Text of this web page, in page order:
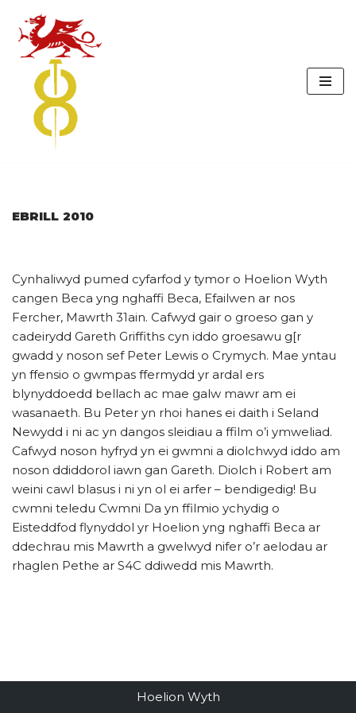
Skip
to
content
EBRILL 2010
Cynhaliwyd pumed cyfarfod y tymor o Hoelion Wyth
cangen Beca yng nghaffi Beca, Efailwen ar nos
Fercher, Mawrth 31ain. Cafwyd gair o groeso gan y
cadeirydd Gareth Griffiths cyn iddo groesawu g[r
gwadd y noson sef Peter Lewis o Crymych. Mae yntau
yn ffensio o gwmpas ffermydd yr ardal ers
blynyddoedd bellach ac mae galw mawr am ei
wasanaeth. Bu Peter yn rhoi hanes ei daith i Seland
Newydd i ni ac yn dangos sleidiau a ffilm o’i ymweliad.
Cafwyd noson hyfryd yn ei gwmni a diolchwyd iddo am
noson ddiddorol iawn gan Gareth. Diolch i Robert am
weini cawl blasus i ni yn ol ei arfer – bendigedig! Bu
cwmni teledu Cwmni Da yn ffilmio ychydig o
Eisteddfod flynyddol yr Hoelion yng nghaffi Beca ar
ddechrau mis Mawrth a gwelwyd nifer o’r aelodau ar
rhaglen Pethe ar S4C ddiwedd mis Mawrth.
Hoelion Wyth